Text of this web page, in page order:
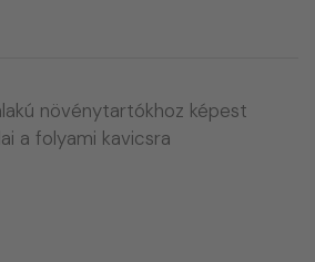
növénytartókhoz képest
a folyami kavicsra